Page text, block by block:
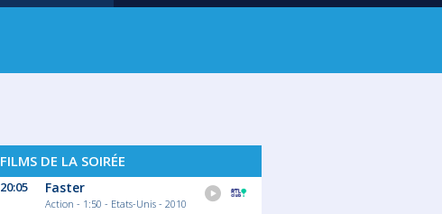
FILMS DE LA SOIRÉE
20:05 Faster
Action - 1:50 - Etats-Unis - 2010